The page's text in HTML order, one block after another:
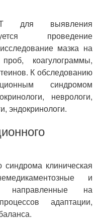
для выявления
проведение
мазка на
коагулограммы,
К обследованию
синдромом
неврологи,
эндокринологи.
синдрома клиническая
и
направленные на
адаптации,